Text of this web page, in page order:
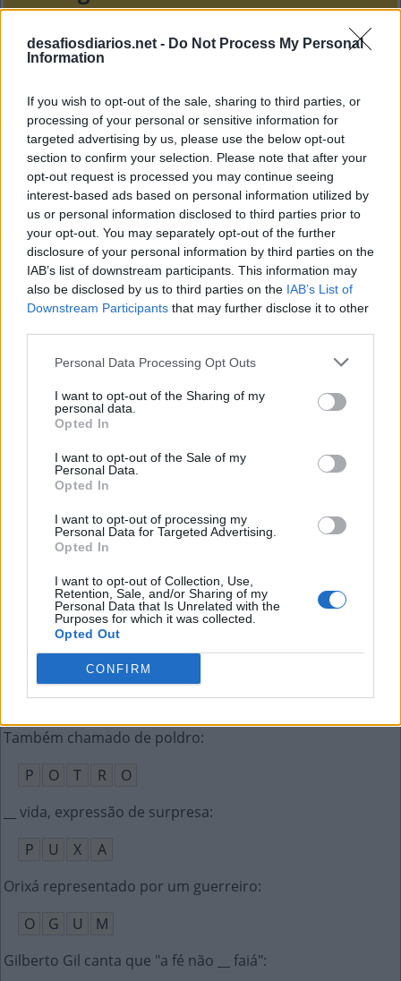
desafiosdiarios.net - Do Not Process My Personal
Information
If you wish to opt-out of the sale, sharing to third parties, or
processing of your personal or sensitive information for
targeted advertising by us, please use the below opt-out
section to confirm your selection. Please note that after your
opt-out request is processed you may continue seeing
interest-based ads based on personal information utilized by
us or personal information disclosed to third parties prior to
your opt-out. You may separately opt-out of the further
disclosure of your personal information by third parties on the
IAB’s list of downstream participants. This information may
also be disclosed by us to third parties on the IAB’s List of
Downstream Participants that may further disclose it to other
Personal Data Processing Opt Outs
I want to opt-out of the Sharing of my
personal data.
Opted In
I want to opt-out of the Sale of my
Personal Data.
Opted In
I want to opt-out of processing my
Personal Data for Targeted Advertising.
Opted In
I want to opt-out of Collection, Use,
Retention, Sale, and/or Sharing of my
Personal Data that Is Unrelated with the
Purposes for which it was collected.
Opted Out
CONFIRM
C A
P
O T R
O
B
U G
U
O
X U
M
L
A M A
Versão mais curta da gíria oxente:
O
X
E
Orixá da água doce em religiões de matriz africana:
O
X U
M
O número de anões amigos de Branca de Neve
E T
E
N I
X
Dizem que os porcos gostam de tomar banho nela
A M
A
A cobertura do motor dos automóveis:
A P
Ô
ET amarelo da Turma da Mônica
B
U G
U
Também chamado de poldro:
P
O T R
O
__ vida, expressão de surpresa:
P
U X
A
Orixá representado por um guerreiro:
O
G U
M
Gilberto Gil canta que "a fé não __ faiá":